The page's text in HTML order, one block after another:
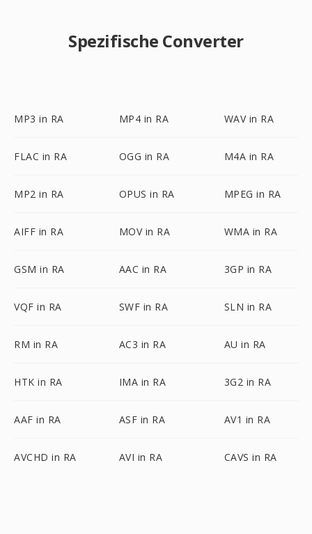
Spezifische Converter
MP3 in RA MP4 in RA WAV in RA
FLAC in RA OGG in RA M4A in RA
MP2 in RA OPUS in RA MPEG in RA
AIFF in RA MOV in RA WMA in RA
GSM in RA AAC in RA 3GP in RA
VQF in RA SWF in RA SLN in RA
RM in RA AC3 in RA AU in RA
HTK in RA IMA in RA 3G2 in RA
AAF in RA ASF in RA AV1 in RA
AVCHD in RA AVI in RA CAVS in RA